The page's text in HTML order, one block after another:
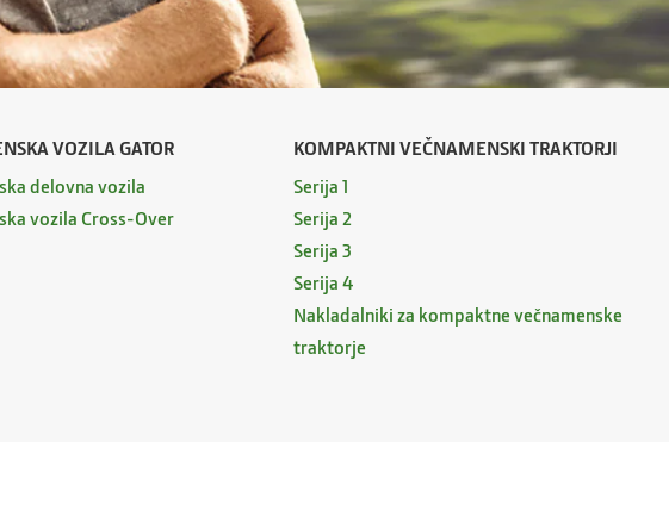
VOZILA GATOR
delovna vozila
vozila Cross-Over
KOMPAKTNI VEČNAMENSKI TRAKTORJI
Serija 1
Serija 2
Serija 3
Serija 4
Nakladalniki za kompaktne večnamenske
traktorje